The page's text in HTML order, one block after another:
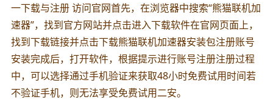
一下载与注册 访问官网首先，在浏览器中搜索“熊猫联机加
速器”，找到官方网站并点击进入下载软件在官网页面上，
找到下载链接并点击下载熊猫联机加速器安装包注册账号
安装完成后，打开软件，根据提示进行账号注册注册过程
中，可以选择通过手机验证来获取48小时免费试用时间若
不验证手机，则无法享受免费试用二安。